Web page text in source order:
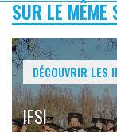
SUR LE MÊME
DÉCOUVRIR LES
IFSI